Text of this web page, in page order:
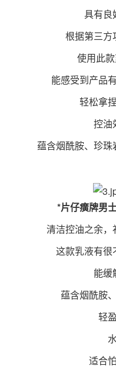
具有良
根据第三方
使用此款
能感受到产品有
轻松拿捏
控油
蕴含烟酰胺、珍珠
*片仔癀牌男
清洁控油之余，
这款乳液有很
能缓
蕴含烟酰胺、
轻盈
水
适合怕